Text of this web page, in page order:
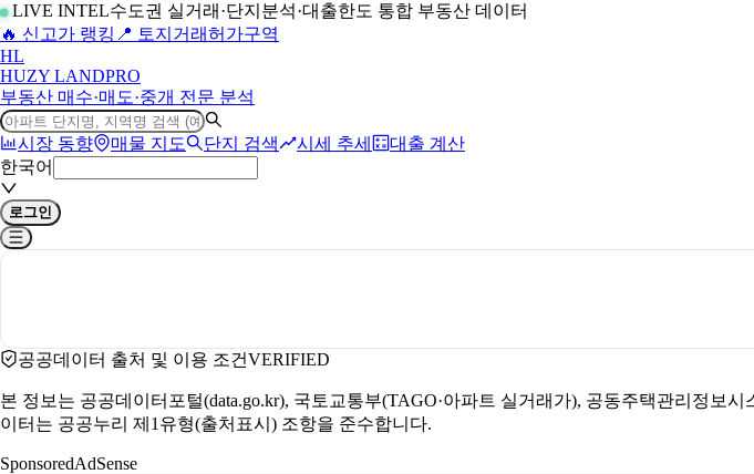
LIVE INTEL수도권 실거래·단지분석·대출한도 통합 부동산 데이터
🔥 신고가 랭킹 📍 토지거래허가구역
HL
HUZY LANDPRO
부동산 매수·매도·중개 전문 분석
시장 동향 매물 지도 단지 검색 시세 추세
대출 계산
한국어
로그인
공공데이터 출처 및 이용 조건VERIFIED
본 정보는 공공데이터포털(data.go.kr), 국토교통부(TAGO·아파트 실거래가), 공동주택관리정보
이터는 공공누리 제1유형(출처표시) 조항을 준수합니다.
SponsoredAdSense